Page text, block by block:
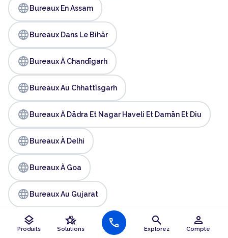
layers
Produits
hotel_class
Solutions call search
Explorez
person
Compte
language Bureaux En Assam
language Bureaux Dans Le Bihār
language Bureaux À Chandīgarh
language Bureaux Au Chhattīsgarh
language Bureaux À Dādra Et Nagar Haveli Et Damān Et Diu
language Bureaux À Delhi
language Bureaux À Goa
language Bureaux Au Gujarat
languageBureaux Dans Haryāna